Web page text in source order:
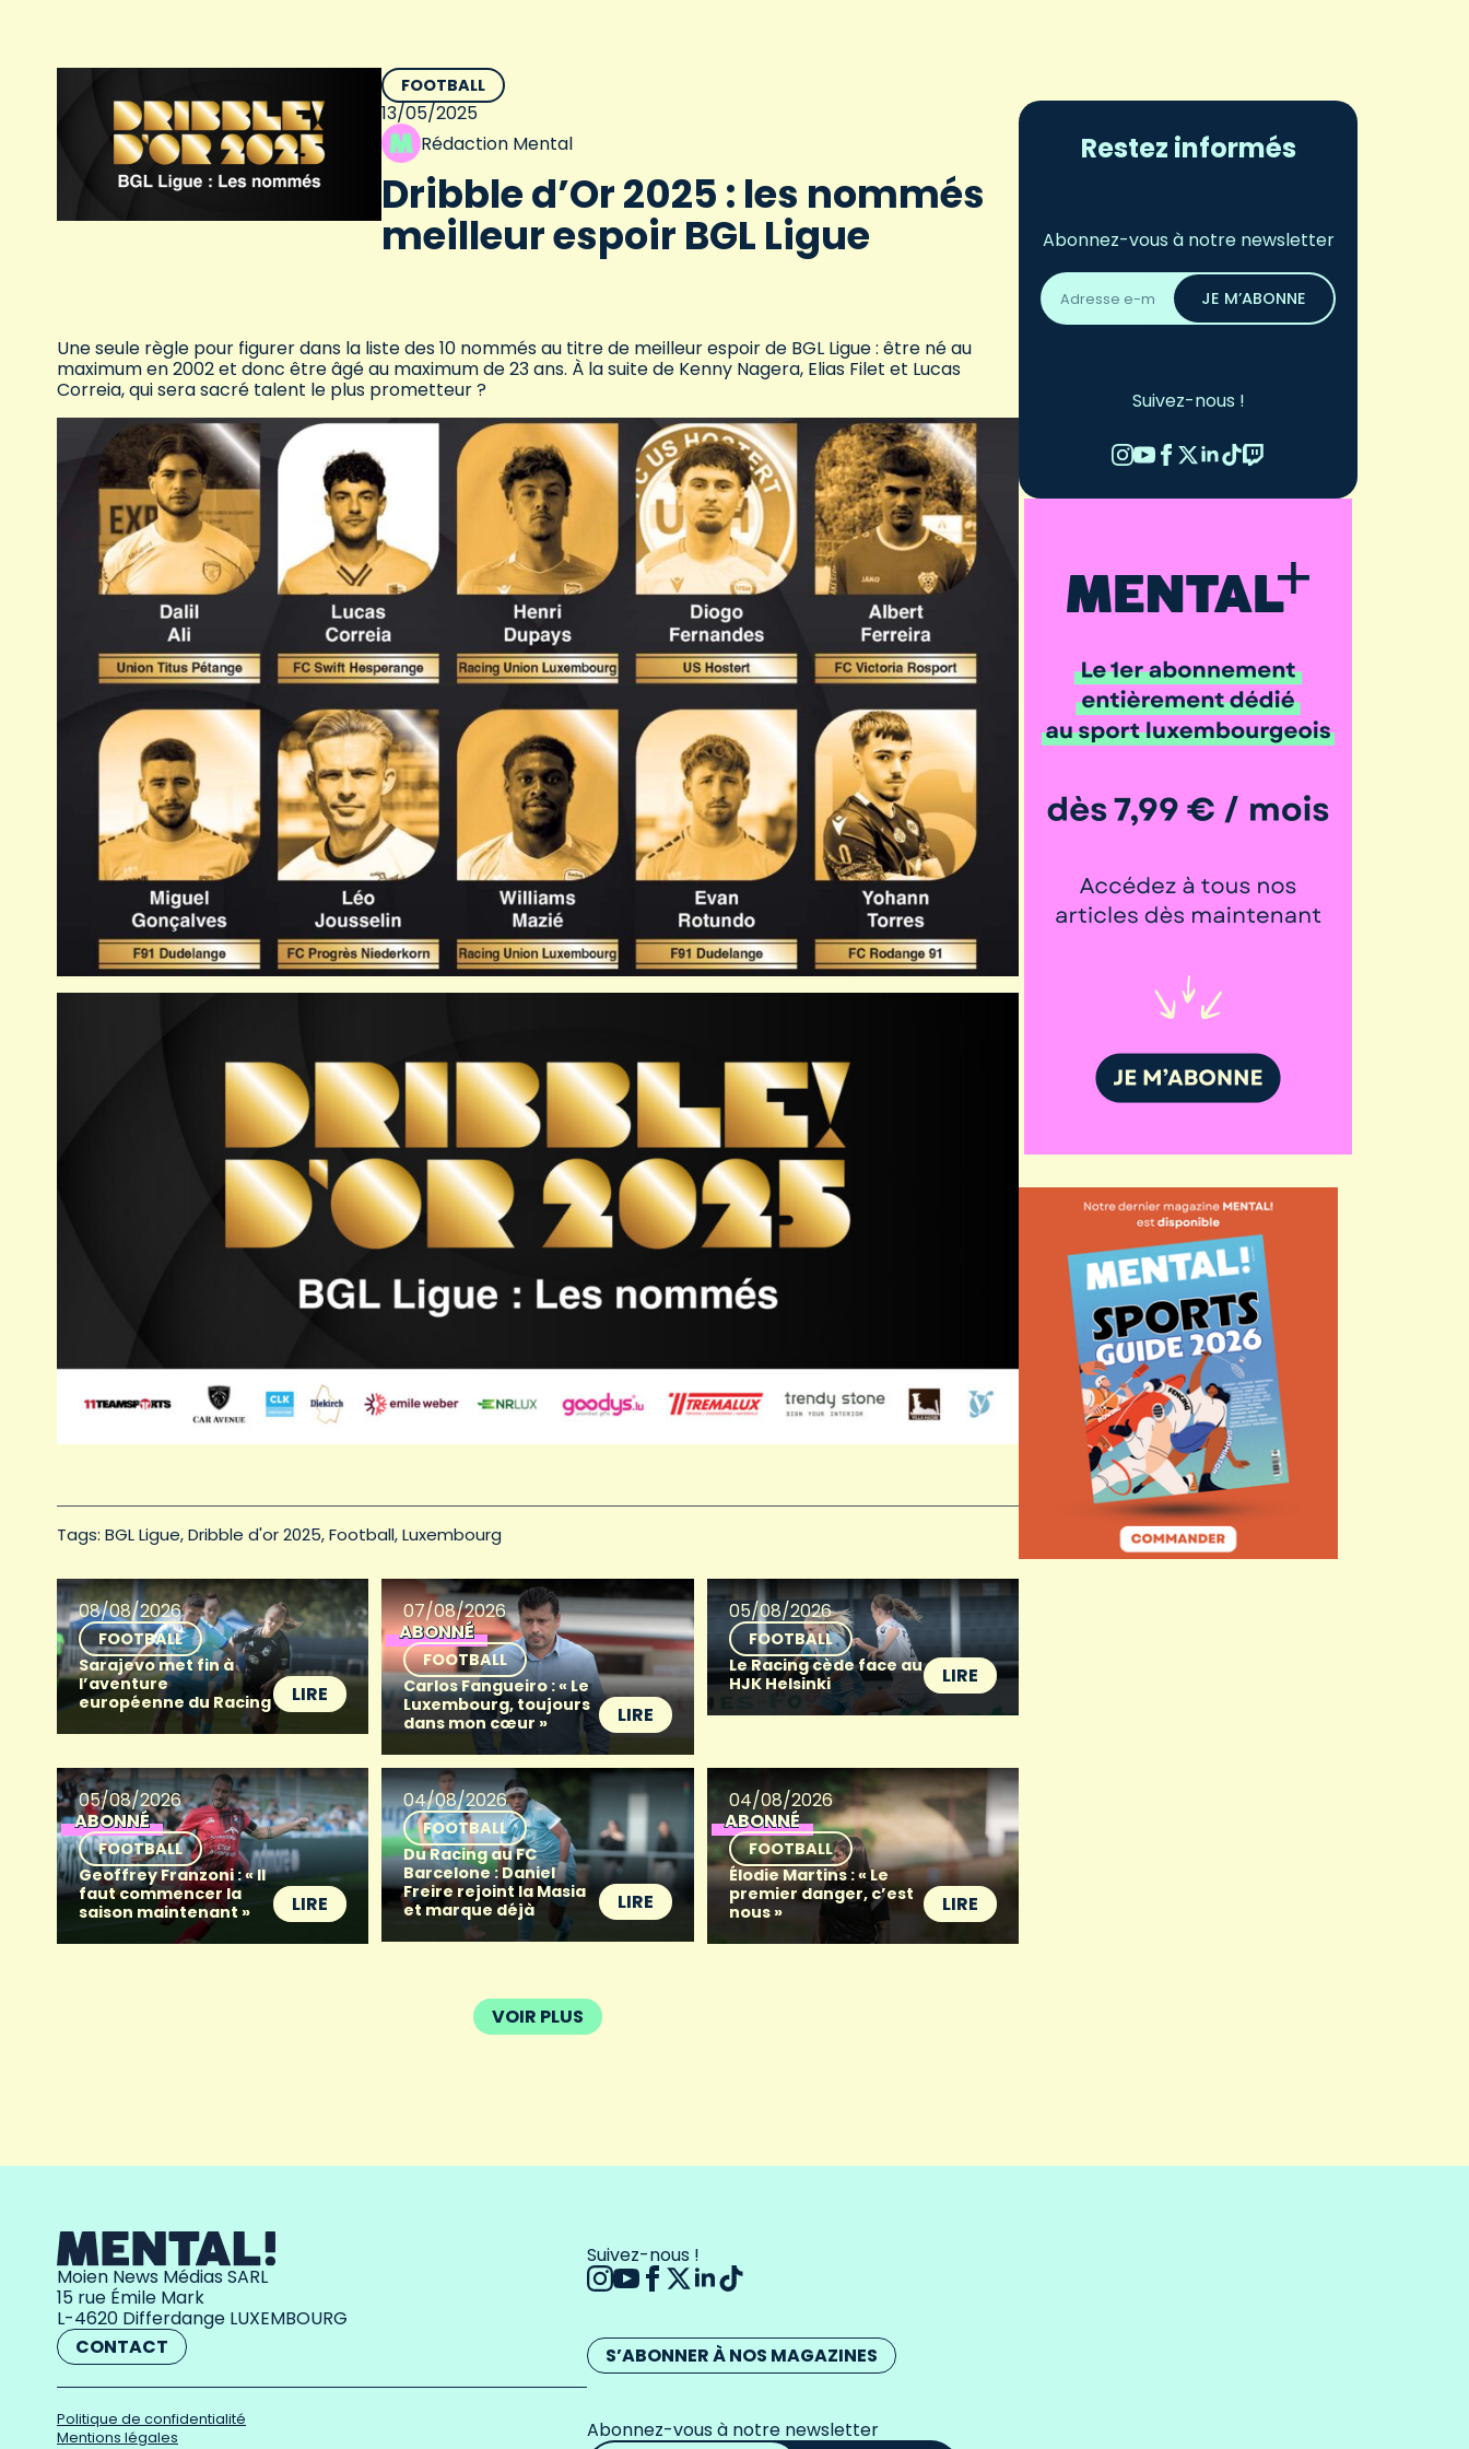
FOOTBALL
13/05/2025
Rédaction Mental
Dribble d’Or 2025 : les nommés
meilleur espoir BGL Ligue
Une seule règle pour figurer dans la liste des 10 nommés au titre de meilleur espoir de BGL Ligue : être né au
maximum en 2002 et donc être âgé au maximum de 23 ans. À la suite de Kenny Nagera, Elias Filet et Lucas
Correia, qui sera sacré talent le plus prometteur ?
Tags: BGL Ligue Dribble d'or 2025 Football Luxembourg
08/08/2026
FOOTBALL
Sarajevo met fin à
l’aventure
européenne du Racing
LIRE
07/08/2026
ABONNÉ
FOOTBALL
Carlos Fangueiro : « Le
Luxembourg, toujours
dans mon cœur »
LIRE
05/08/2026
FOOTBALL
Le Racing cède face au
HJK Helsinki
LIRE
05/08/2026
ABONNÉ
FOOTBALL
Geoffrey Franzoni : « Il
faut commencer la
saison maintenant »
LIRE
04/08/2026
FOOTBALL
Du Racing au FC
Barcelone : Daniel
Freire rejoint la Masia
et marque déjà
LIRE
04/08/2026
ABONNÉ
FOOTBALL
Élodie Martins : « Le
premier danger, c’est
nous »
LIRE
VOIR PLUS
Restez informés
Abonnez-vous à notre newsletter
Adresse
email
*
JE M’ABONNE
Suivez-nous !
Moien News Médias SARL
15 rue Émile Mark
L-4620 Differdange LUXEMBOURG
CONTACT
Politique de confidentialité
Mentions légales
Suivez-nous !
S’ABONNER À NOS MAGAZINES
Abonnez-vous à notre newsletter